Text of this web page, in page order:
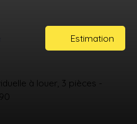
Estimation